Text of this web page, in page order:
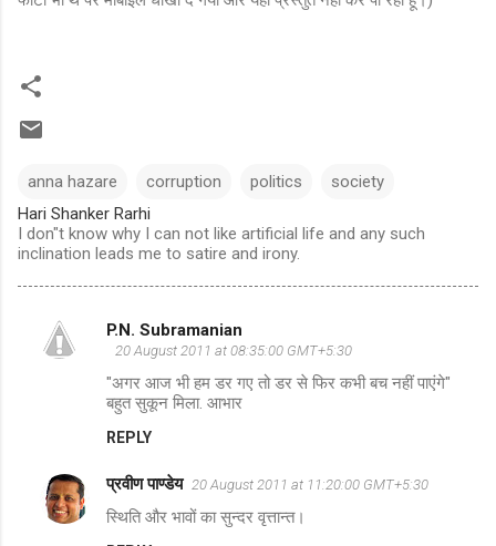
anna hazare corruption politics
society
Hari Shanker Rarhi
I don"t know why I can not like artificial life and any such
inclination leads me to satire and irony.
C
n
P.N. Subramanian
20 August 2011 at 08:35:00 GMT+5:30
"अगर आज भी हम डर गए तो डर से फिर कभी बच नहीं पाएंगे"
बहुत सुकून मिला. आभार
REPLY
प्रवीण पाण्डेय 20 August 2011 at 11:20:00 GMT+5:30
स्थिति और भावों का सुन्दर वृत्तान्त।